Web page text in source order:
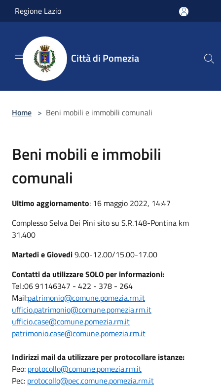
Salta al contenuto principale
Regione Lazio
Città di Pomezia
Home > Beni mobili e immobili comunali
Beni mobili e immobili
comunali
Ultimo aggiornamento: 16 maggio 2022, 14:47
Complesso Selva Dei Pini sito su S.R.148-Pontina km
31.400
Martedi e Giovedi9.00-12.00/15.00-17.00
Contatti da utilizzare SOLO per informazioni:
Tel.:06 91146347 - 422 - 378 - 264
Mail:patrimonio@comune.pomezia.rm.it
ufficio.patrimonio@comune.pomezia.rm.it
ufficio.case@comune.pomezia.rm.it
patrimonio.case@comune.pomezia.rm.it
Indirizzi mail da utilizzare per protocollare istanze:
Peo: protocollo@comune.pomezia.rm.it
Pec: protocollo@pec.comune.pomezia.rm.it